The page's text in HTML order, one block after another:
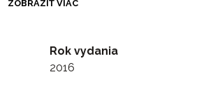
Story
ZOBRAZIŤ VIAC
Rok vydania
2016